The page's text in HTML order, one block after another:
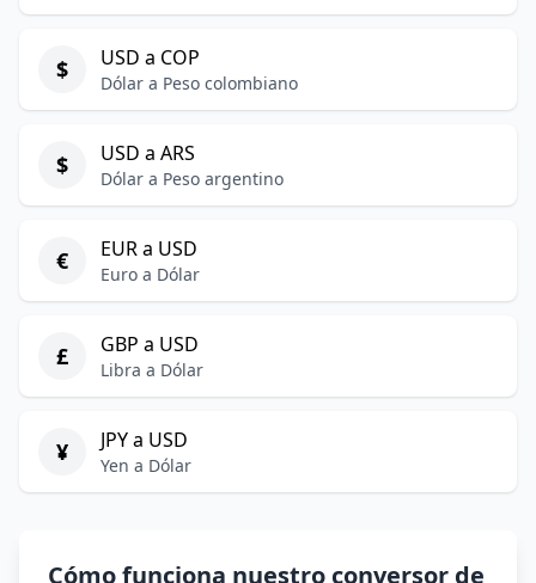
$ USD a COP
Dólar a Peso colombiano
$ USD a ARS
Dólar a Peso argentino
€ EUR a USD
Euro a Dólar
£ GBP a USD
Libra a Dólar
¥ JPY a USD
Yen a Dólar
Cómo funciona nuestro conversor de